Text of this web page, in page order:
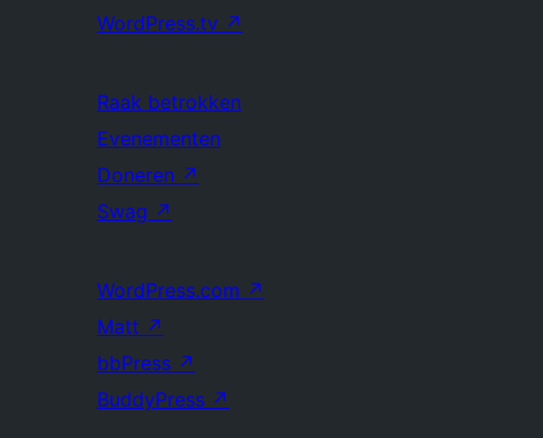
WordPress.tv ↗
Raak betrokken
Evenementen
Doneren ↗
Swag ↗
WordPress.com ↗
Matt ↗
bbPress ↗
BuddyPress ↗